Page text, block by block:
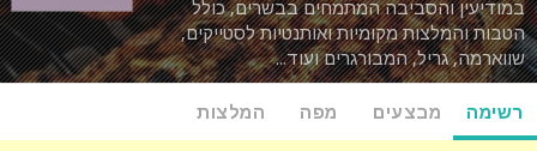
במודיעין והסביבה המתמחים בבשרים, כולל
הטבות והמלצות מקומיות ואותנטיות לסטייקים,
שווארמה, גריל, המבורגרים ועוד...
רשימה מבצעים מפה המלצות